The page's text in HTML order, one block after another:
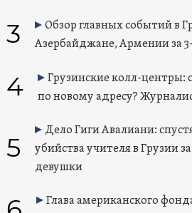
3
Обзор главных событий в
Азербайджане, Армении за 3-
4
Грузинские колл-
по новому адресу?
5
Дело Гиги Авалиани:
убийства учителя в Грузии
девушки
Глава американского